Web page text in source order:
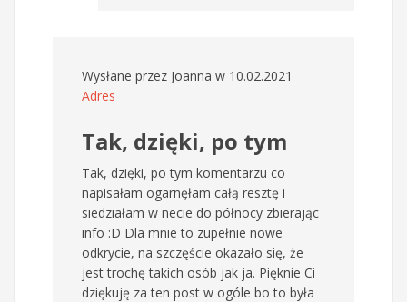
Wysłane przez Joanna w 10.02.2021
Adres
Tak, dzięki, po tym
Tak, dzięki, po tym komentarzu co
napisałam ogarnęłam całą resztę i
siedziałam w necie do północy zbierając
info :D Dla mnie to zupełnie nowe
odkrycie, na szczęście okazało się, że
jest trochę takich osób jak ja. Pięknie Ci
dziękuję za ten post w ogóle bo to była